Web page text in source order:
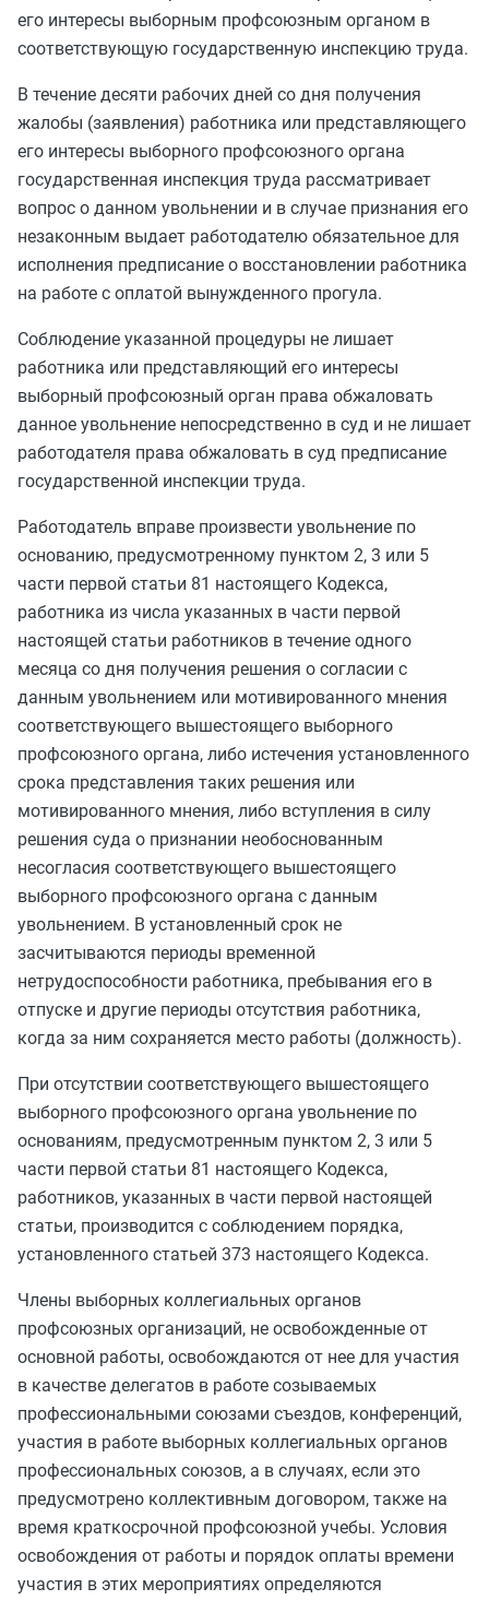
его интересы выборным профсоюзным органом в
соответствующую государственную инспекцию труда.
В течение десяти рабочих дней со дня получения
жалобы (заявления) работника или представляющего
его интересы выборного профсоюзного органа
государственная инспекция труда рассматривает
вопрос о данном увольнении и в случае признания его
незаконным выдает работодателю обязательное для
исполнения предписание о восстановлении работника
на работе с оплатой вынужденного прогула.
Соблюдение указанной процедуры не лишает
работника или представляющий его интересы
выборный профсоюзный орган права обжаловать
данное увольнение непосредственно в суд и не лишает
работодателя права обжаловать в суд предписание
государственной инспекции труда.
Работодатель вправе произвести увольнение по
основанию, предусмотренному пунктом 2, 3 или 5
части первой статьи 81 настоящего Кодекса,
работника из числа указанных в части первой
настоящей статьи работников в течение одного
месяца со дня получения решения о согласии с
данным увольнением или мотивированного мнения
соответствующего вышестоящего выборного
профсоюзного органа, либо истечения установленного
срока представления таких решения или
мотивированного мнения, либо вступления в силу
решения суда о признании необоснованным
несогласия соответствующего вышестоящего
выборного профсоюзного органа с данным
увольнением. В установленный срок не
засчитываются периоды временной
нетрудоспособности работника, пребывания его в
отпуске и другие периоды отсутствия работника,
когда за ним сохраняется место работы (должность).
При отсутствии соответствующего вышестоящего
выборного профсоюзного органа увольнение по
основаниям, предусмотренным пунктом 2, 3 или 5
части первой статьи 81 настоящего Кодекса,
работников, указанных в части первой настоящей
статьи, производится с соблюдением порядка,
установленного статьей 373 настоящего Кодекса.
Члены выборных коллегиальных органов
профсоюзных организаций, не освобожденные от
основной работы, освобождаются от нее для участия
в качестве делегатов в работе созываемых
профессиональными союзами съездов, конференций,
участия в работе выборных коллегиальных органов
профессиональных союзов, а в случаях, если это
предусмотрено коллективным договором, также на
время краткосрочной профсоюзной учебы. Условия
освобождения от работы и порядок оплаты времени
участия в этих мероприятиях определяются